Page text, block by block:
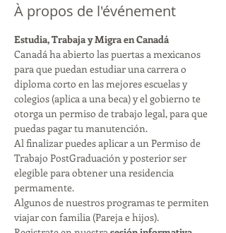
À propos de l'événement
Estudia, Trabaja y Migra en Canadá
Canadá ha abierto las puertas a mexicanos
para que puedan estudiar una carrera o
diploma corto en las mejores escuelas y
colegios (aplica a una beca) y el gobierno te
otorga un permiso de trabajo legal, para que
puedas pagar tu manutención.
Al finalizar puedes aplicar a un Permiso de
Trabajo PostGraduación y posterior ser
elegible para obtener una residencia
permamente.
Algunos de nuestros programas te permiten
viajar con familia (Pareja e hijos).